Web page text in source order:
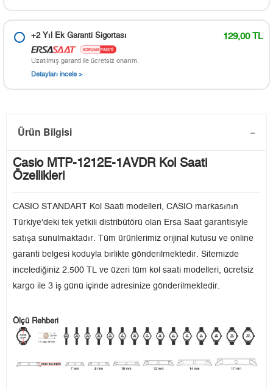
+2 Yıl Ek Garanti Sigortası 129,00 TL
Uzatılmış garanti ile ücretsiz onarım.
Detayları incele >
Ürün Bilgisi
Casio MTP-1212E-1AVDR Kol Saati
Özellikleri
CASIO STANDART Kol Saati modelleri, CASIO markasının
Türkiye'deki tek yetkili distribütörü olan Ersa Saat garantisiyle
satışa sunulmaktadır. Tüm ürünlerimiz orijinal kutusu ve online
garanti belgesi koduyla birlikte gönderilmektedir. Sitemizde
incelediğiniz 2.500 TL ve üzeri tüm kol saati modelleri, ücretsiz
kargo ile 3 iş günü içinde adresinize gönderilmektedir.
Ölçü Rehberi